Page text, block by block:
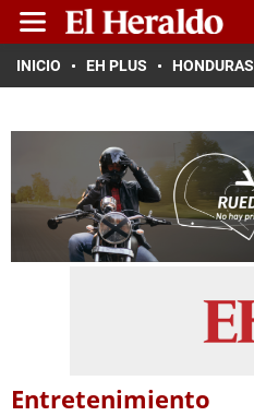
INICIO EH PLUS HONDURAS
Entretenimiento